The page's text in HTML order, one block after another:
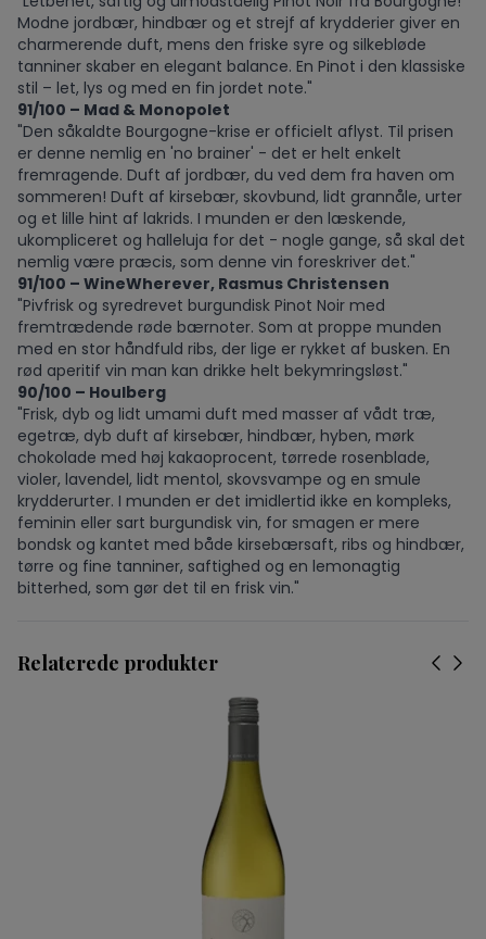
Modne jordbær, hindbær og et strejf af krydderier giver en
charmerende duft, mens den friske syre og silkebløde
tanniner skaber en elegant balance. En Pinot i den klassiske
stil – let, lys og med en fin jordet note."
91/100 – Mad & Monopolet
"Den såkaldte Bourgogne-krise er officielt aflyst. Til prisen
er denne nemlig en 'no brainer' - det er helt enkelt
fremragende. Duft af jordbær, du ved dem fra haven om
sommeren! Duft af kirsebær, skovbund, lidt grannåle, urter
og et lille hint af lakrids. I munden er den læskende,
ukompliceret og halleluja for det - nogle gange, så skal det
nemlig være præcis, som denne vin foreskriver det."
91/100 – WineWherever, Rasmus Christensen
"Pivfrisk og syredrevet burgundisk Pinot Noir med
fremtrædende røde bærnoter. Som at proppe munden
med en stor håndfuld ribs, der lige er rykket af busken. En
rød aperitif vin man kan drikke helt bekymringsløst."
90/100 – Houlberg
"Frisk, dyb og lidt umami duft med masser af vådt træ,
egetræ, dyb duft af kirsebær, hindbær, hyben, mørk
chokolade med høj kakaoprocent, tørrede rosenblade,
violer, lavendel, lidt mentol, skovsvampe og en smule
krydderurter. I munden er det imidlertid ikke en kompleks,
feminin eller sart burgundisk vin, for smagen er mere
bondsk og kantet med både kirsebærsaft, ribs og hindbær,
tørre og fine tanniner, saftighed og en lemonagtig
bitterhed, som gør det til en frisk vin."
Relaterede produkter